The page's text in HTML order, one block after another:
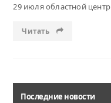
29 июля областной
Читать
Последние новости